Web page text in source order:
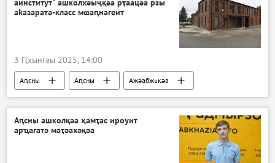
аинститут" ашколхәыҷқәа рҭаацәа рзы
аҟазаратә-класс мҩаԥнагеит
3 Ԥхынгәы 2025, 14:00
Аԥсны Аԥсны Ажәабжьқәа
Аԥсны ашколқәа ҳамҭас ироуит
арҵагатә маҭәахәқәа